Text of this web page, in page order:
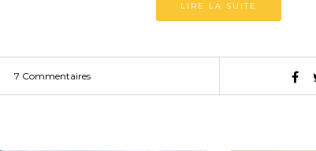
LIRE LA SUITE
7 Commentaires